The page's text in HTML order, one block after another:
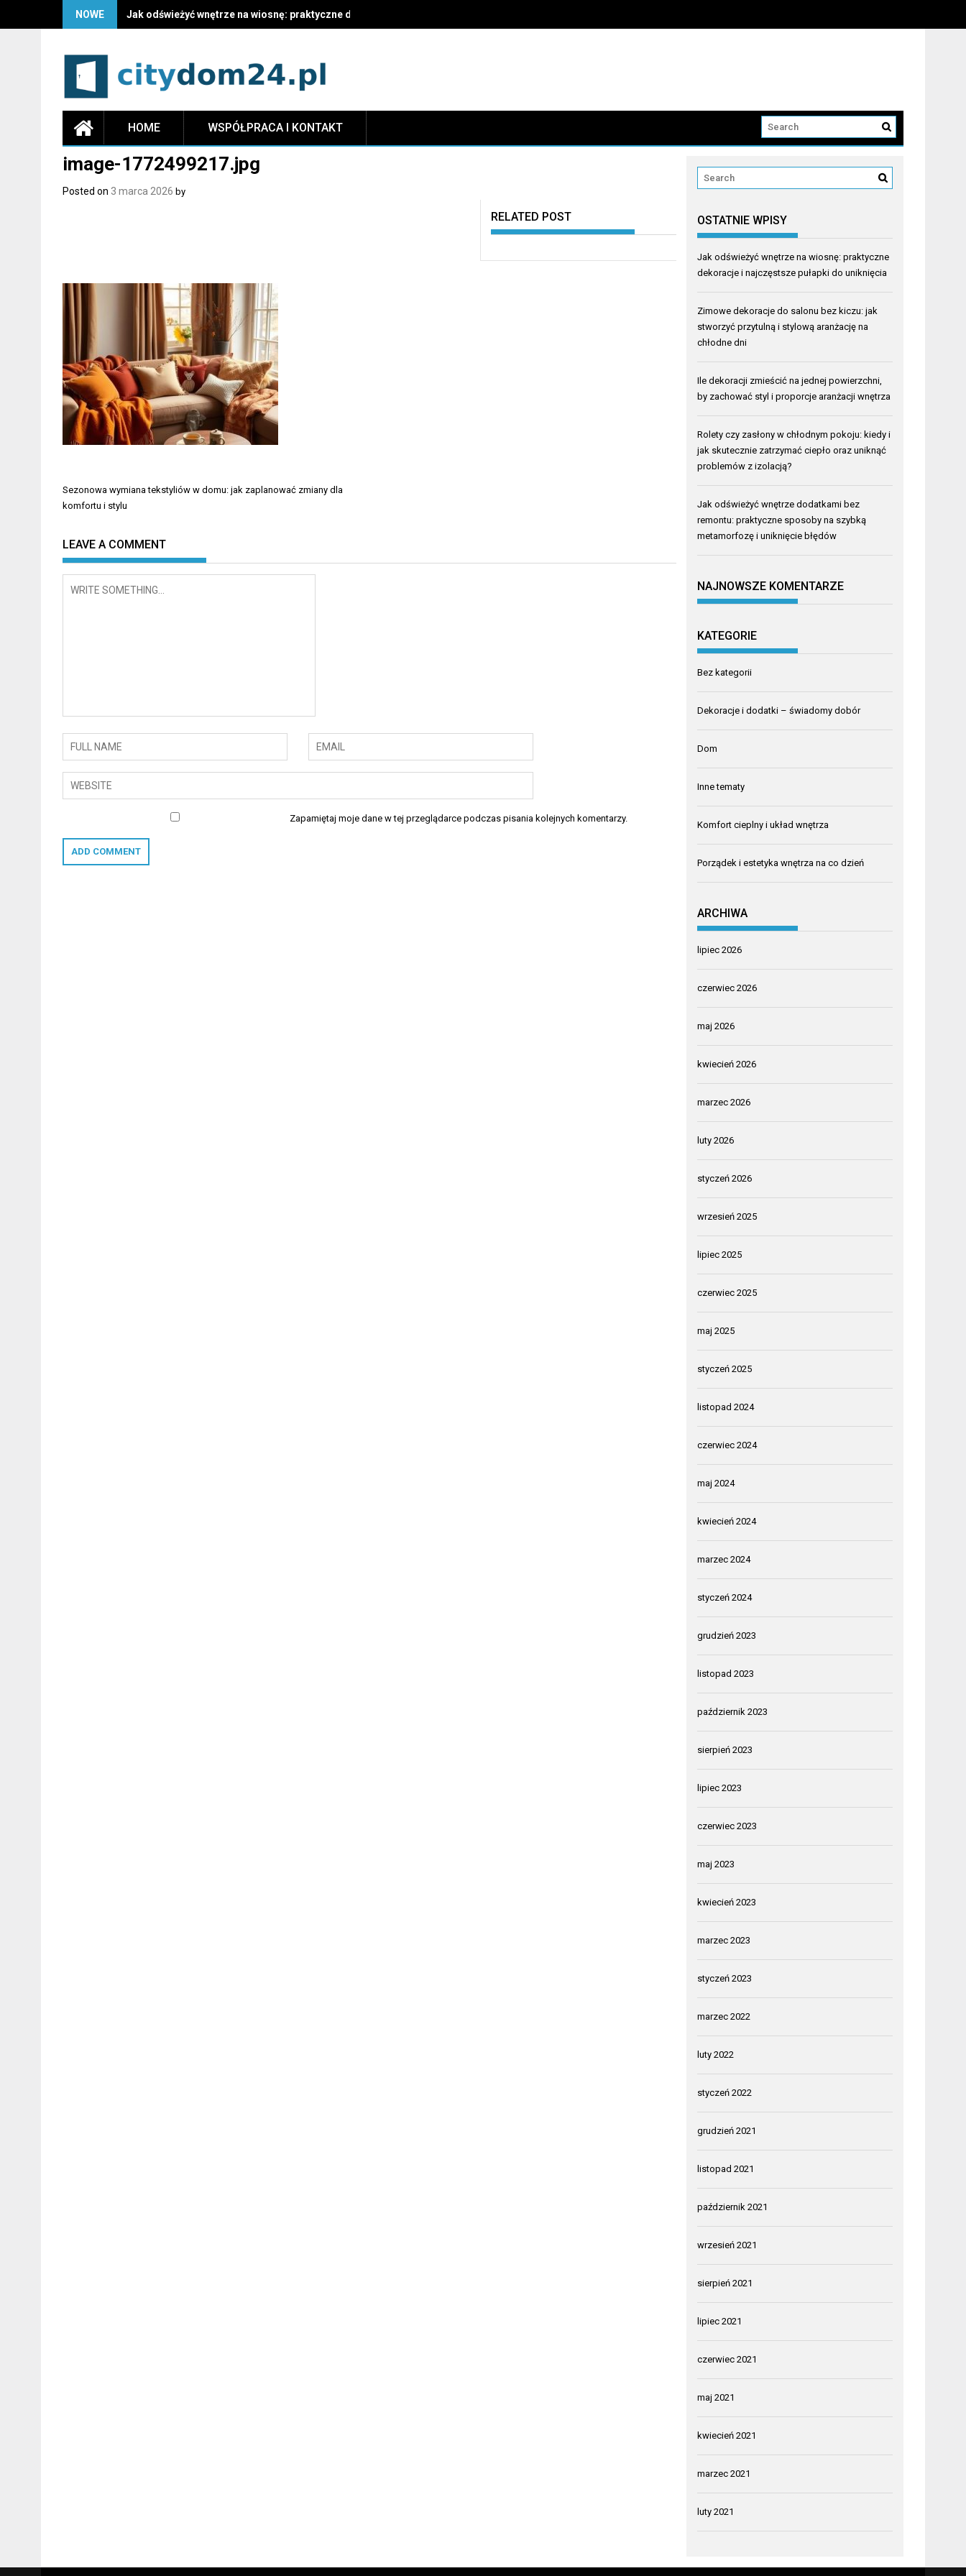
NOWE Jak odświeżyć wnętrze na wiosnę: praktyczne dekoracje i najczęstsze pułapki do uniknięcia
HOME WSPÓŁPRACA I KONTAKT
image-1772499217.jpg
Posted on 3 marca 2026 by
RELATED POST
Nawigacja
wpisu
Sezonowa wymiana tekstyliów w domu: jak zaplanować zmiany dla
komfortu i stylu
LEAVE A COMMENT
Zapamiętaj moje dane w tej przeglądarce podczas pisania kolejnych komentarzy.
OSTATNIE WPISY
Jak odświeżyć wnętrze na wiosnę: praktyczne
dekoracje i najczęstsze pułapki do uniknięcia
Zimowe dekoracje do salonu bez kiczu: jak
stworzyć przytulną i stylową aranżację na
chłodne dni
Ile dekoracji zmieścić na jednej powierzchni,
by zachować styl i proporcje aranżacji wnętrza
Rolety czy zasłony w chłodnym pokoju: kiedy i
jak skutecznie zatrzymać ciepło oraz uniknąć
problemów z izolacją?
Jak odświeżyć wnętrze dodatkami bez
remontu: praktyczne sposoby na szybką
metamorfozę i uniknięcie błędów
NAJNOWSZE KOMENTARZE
KATEGORIE
Bez kategorii
Dekoracje i dodatki – świadomy dobór
Dom
Inne tematy
Komfort cieplny i układ wnętrza
Porządek i estetyka wnętrza na co dzień
ARCHIWA
lipiec 2026
czerwiec 2026
maj 2026
kwiecień 2026
marzec 2026
luty 2026
styczeń 2026
wrzesień 2025
lipiec 2025
czerwiec 2025
maj 2025
styczeń 2025
listopad 2024
czerwiec 2024
maj 2024
kwiecień 2024
marzec 2024
styczeń 2024
grudzień 2023
listopad 2023
październik 2023
sierpień 2023
lipiec 2023
czerwiec 2023
maj 2023
kwiecień 2023
marzec 2023
styczeń 2023
marzec 2022
luty 2022
styczeń 2022
grudzień 2021
listopad 2021
październik 2021
wrzesień 2021
sierpień 2021
lipiec 2021
czerwiec 2021
maj 2021
kwiecień 2021
marzec 2021
luty 2021